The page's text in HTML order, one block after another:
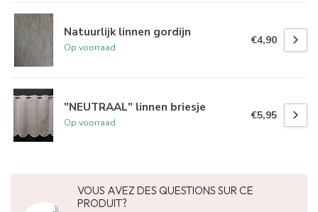
Natuurlijk linnen gordijn
Op voorraad
€4,90
"NEUTRAAL" linnen briesje
Op voorraad
€5,95
VOUS AVEZ DES QUESTIONS SUR CE
PRODUIT?